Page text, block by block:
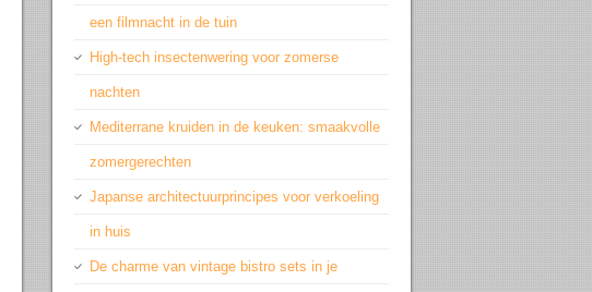
een filmnacht in de tuin
High-tech insectenwering voor zomerse
nachten
Mediterrane kruiden in de keuken: smaakvolle
zomergerechten
Japanse architectuurprincipes voor verkoeling
in huis
De charme van vintage bistro sets in je